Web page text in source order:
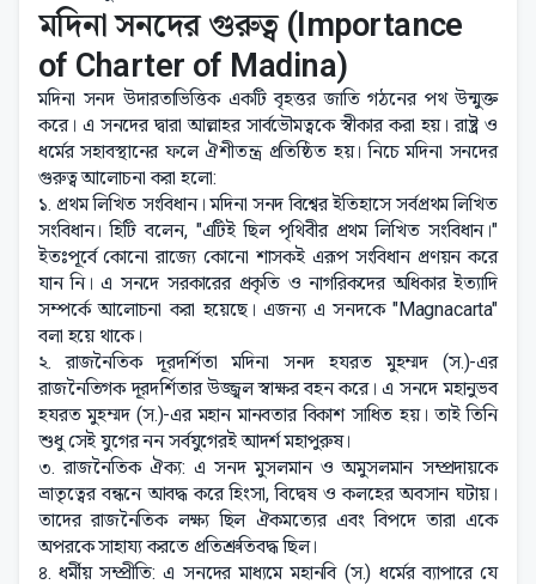
মদিনা সনদের গুরুত্ব (Importance
of Charter of Madina)
মদিনা সনদ উদারতাভিত্তিক একটি বৃহত্তর জাতি গঠনের পথ উন্মুক্ত
করে। এ সনদের দ্বারা আল্লাহর সার্বভৌমত্বকে স্বীকার করা হয়। রাষ্ট্র ও
ধর্মের সহাবস্থানের ফলে ঐশীতন্ত্র প্রতিষ্ঠিত হয়। নিচে মদিনা সনদের
গুরুত্ব আলোচনা করা হলো:
১. প্রথম লিখিত সংবিধান। মদিনা সনদ বিশ্বের ইতিহাসে সর্বপ্রথম লিখিত
সংবিধান। হিটি বলেন, "এটিই ছিল পৃথিবীর প্রথম লিখিত সংবিধান।"
ইতঃপূর্বে কোনো রাজ্যে কোনো শাসকই এরূপ সংবিধান প্রণয়ন করে
যান নি। এ সনদে সরকারের প্রকৃতি ও নাগরিকদের অধিকার ইত্যাদি
সম্পর্কে আলোচনা করা হয়েছে। এজন্য এ সনদকে "Magnacarta"
বলা হয়ে থাকে।
২. রাজনৈতিক দূরদর্শিতা মদিনা সনদ হযরত মুহম্মদ (স.)-এর
রাজনৈতিগক দূরদর্শিতার উজ্জ্বল স্বাক্ষর বহন করে। এ সনদে মহানুভব
হযরত মুহম্মদ (স.)-এর মহান মানবতার বিকাশ সাধিত হয়। তাই তিনি
শুধু সেই যুগের নন সর্বযুগেরই আদর্শ মহাপুরুষ।
৩. রাজনৈতিক ঐক্য: এ সনদ মুসলমান ও অমুসলমান সম্প্রদায়কে
ভ্রাতৃত্বের বন্ধনে আবদ্ধ করে হিংসা, বিদ্বেষ ও কলহের অবসান ঘটায়।
তাদের রাজনৈতিক লক্ষ্য ছিল ঐকমত্যের এবং বিপদে তারা একে
অপরকে সাহায্য করতে প্রতিশ্রুতিবদ্ধ ছিল।
৪. ধর্মীয় সম্প্রীতি: এ সনদের মাধ্যমে মহানবি (স.) ধর্মের ব্যাপারে যে